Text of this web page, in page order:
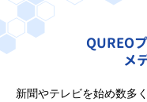
QUREO
メ
新聞やテレビを始め数多